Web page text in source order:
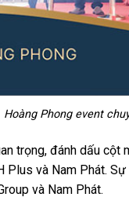
Hoàng Phong event
trọng, đánh dấu cột
Plus và Nam Phát.
và Nam Phát.